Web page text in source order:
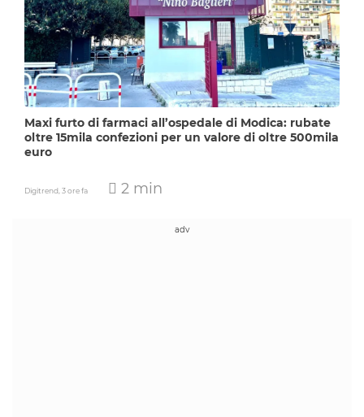
Maxi furto di farmaci all’ospedale di Modica: rubate
oltre 15mila confezioni per un valore di oltre 500mila
euro
Digitrend,3 ore fa 2 min